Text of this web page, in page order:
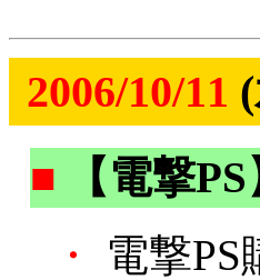
2006/10/11
■ 【電撃PS
・
電撃